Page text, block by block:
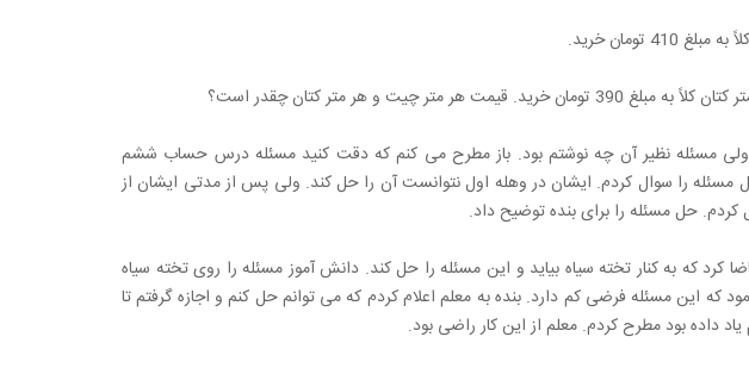
ولی مسئله نظیر آن چه نوشتم بود. باز مطرح می کنم که دقت کنید مسئله درس حساب ششم
مسئله را سوال کردم. ایشان در وهله اول نتوانست آن را حل کند. ولی پس از مدتی ایشان از
حل مسئله را برای بنده توضیح داد.
که به کنار تخته سیاه بیاید و این مسئله را حل کند. دانش آموز مسئله را روی تخته سیاه
این مسئله فرضی کم دارد. بنده به معلم اعلام کردم که می توانم حل کنم و اجازه گرفتم تا
داده بود مطرح کردم. معلم از این کار راضی بود.